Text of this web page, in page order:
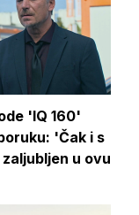
'IQ 160'
'Čak i s
u ovu